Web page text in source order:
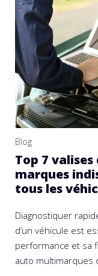
Blog
Top 7
marques
tous les
Diagnostiquer
d’un véhicule est
performance et sa
auto multimarques